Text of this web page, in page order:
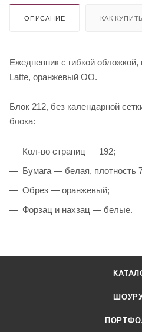
ОПИСАНИЕ КАК КУПИТЬ
Ежедневник с гибкой
Latte, оранжевый ОО.
Блок 212, без календарной
блока:
Кол-во страниц — 192;
Бумага — белая, плотность
Обрез — оранжевый;
Форзац и нахзац — белые.